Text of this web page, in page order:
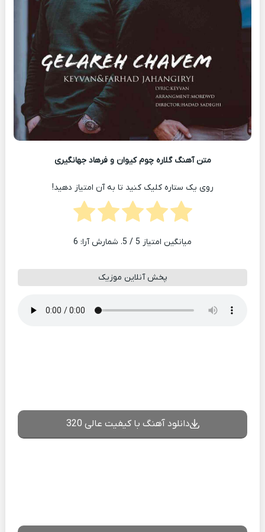
متن آهنگ گلاره چوم کیوان و فرهاد جهانگیری
روی یک ستاره کلیک کنید تا به آن امتیاز دهید!
میانگین امتیاز 5 / 5. شمارش آرا: 6
پخش آنلاین موزیک
دانلود آهنگ با کیفیت عالی 320